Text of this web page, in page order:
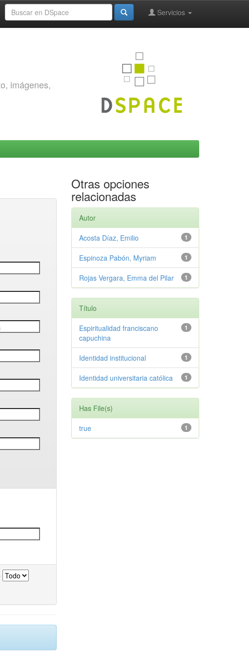
Servicios
imágenes,
Otras opciones
relacionadas
Autor
1
Acosta Díaz, Emilio
1
Espinoza Pabón, Myriam
1
Rojas Vergara, Emma del Pilar
Título
1
Espiritualidad franciscano
capuchina
1
Identidad institucional
1
Identidad universitaria católica
Has File(s)
1
true